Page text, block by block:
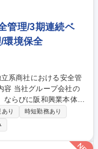
管理/3期連続ベ
環境保全
ならびに阪和興業本体の
活動の推進をお任せし
討 ■グループ会社で発
発信・安衛法、建設業
り
時短勤務あり